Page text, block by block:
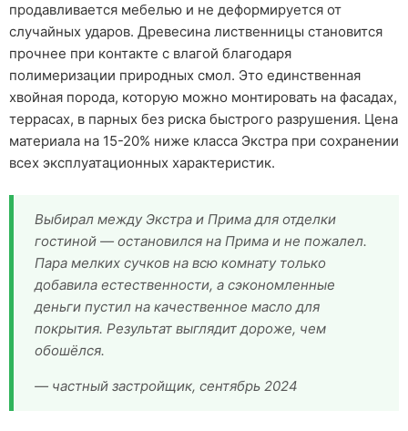
продавливается мебелью и не деформируется от
случайных ударов. Древесина лиственницы становится
прочнее при контакте с влагой благодаря
полимеризации природных смол. Это единственная
хвойная порода, которую можно монтировать на фасадах,
террасах, в парных без риска быстрого разрушения. Цена
материала на 15-20% ниже класса Экстра при сохранении
всех эксплуатационных характеристик.
Выбирал между Экстра и Прима для отделки
гостиной — остановился на Прима и не пожалел.
Пара мелких сучков на всю комнату только
добавила естественности, а сэкономленные
деньги пустил на качественное масло для
покрытия. Результат выглядит дороже, чем
обошёлся.
— частный застройщик, сентябрь 2024